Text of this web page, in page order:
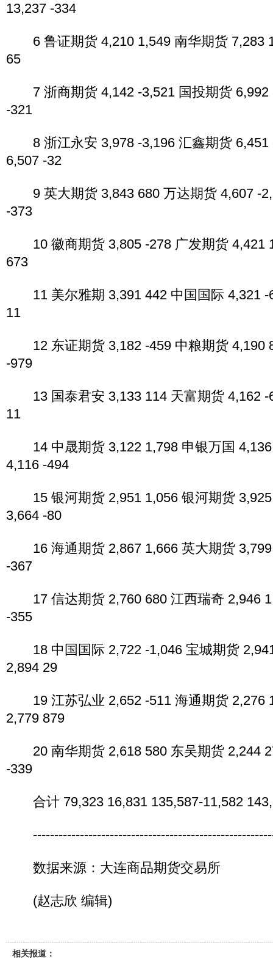
13,237 -334
6 鲁证期货 4,210 1,549 南华期货 7,283
65
7 浙商期货 4,142 -3,521 国投期货 6,992
-321
8 浙江永安 3,978 -3,196 汇鑫期货 6,451
6,507 -32
9 英大期货 3,843 680 万达期货 4,607 -
-373
10 徽商期货 3,805 -278 广发期货 4,421
673
11 美尔雅期 3,391 442 中国国际 4,321 -
11
12 东证期货 3,182 -459 中粮期货 4,190
-979
13 国泰君安 3,133 114 天富期货 4,162 -
11
14 中晟期货 3,122 1,798 申银万国 4,136
4,116 -494
15 银河期货 2,951 1,056 银河期货 3,925
3,664 -80
16 海通期货 2,867 1,666 英大期货 3,799
-367
17 信达期货 2,760 680 江西瑞奇 2,946
-355
18 中国国际 2,722 -1,046 宝城期货
2,894 29
19 江苏弘业 2,652 -511 海通期货 2,276
2,779 879
20 南华期货 2,618 580 东吴期货 2,244
-339
合计 79,323 16,831 135,587-11,582
数据来源：大连商品期货交易所
(赵志欣 编辑)
相关报道：